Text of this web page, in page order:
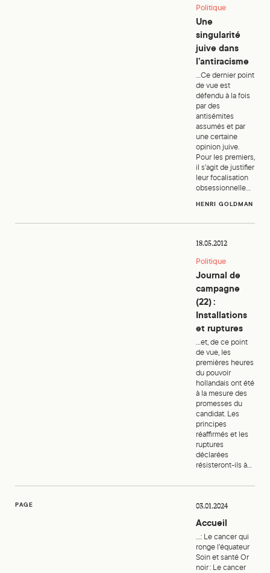
Politique
Une
singularité
juive dans
l’antiracisme
...Ce dernier point
de vue est
défendu à la fois
par des
antisémites
assumés et par
une certaine
opinion juive.
Pour les premiers,
il s’agit de justifier
leur focalisation
obsessionnelle...
HENRI GOLDMAN
18.05.2012
Politique
Journal de
campagne
(22) :
Installations
et ruptures
...et, de ce point
de vue, les
premières heures
du pouvoir
hollandais ont été
à la mesure des
promesses du
candidat. Les
principes
réaffirmés et les
ruptures
déclarées
résisteront-ils à...
PAGE 03.01.2024
Accueil
...: Le cancer qui
ronge l’équateur
Soin et santé Or
noir : Le cancer